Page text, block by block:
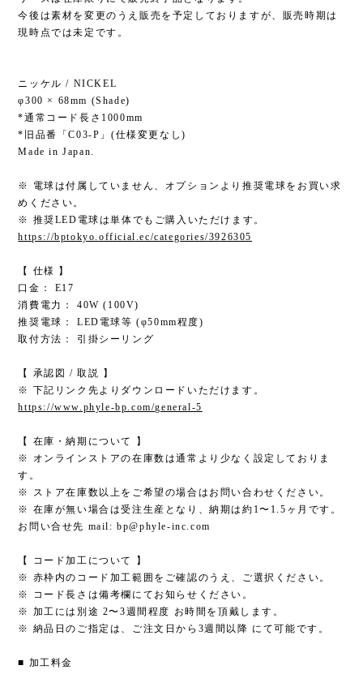
今後は素材を変更のうえ販売を予定しておりますが、販売時期は
現時点では未定です。
ニッケル / NICKEL
φ300 × 68mm (Shade)
*通常コード長さ1000mm
*旧品番「C03-P」(仕様変更なし)
Made in Japan.
※ 電球は付属していません、オプションより推奨電球をお買い求
めください。
※ 推奨LED電球は単体でもご購入いただけます。
https://bptokyo.official.ec/categories/3926305
【 仕様 】
口金： E17
消費電力： 40W (100V)
推奨電球： LED電球等 (φ50mm程度)
取付方法： 引掛シーリング
【 承認図 / 取説 】
※ 下記リンク先よりダウンロードいただけます。
https://www.phyle-bp.com/general-5
【 在庫・納期について 】
※ オンラインストアの在庫数は通常より少なく設定しておりま
す。
※ ストア在庫数以上をご希望の場合はお問い合わせください。
※ 在庫が無い場合は受注生産となり、納期は約1〜1.5ヶ月です。
お問い合せ先 mail:bp@phyle-inc.com
【 コード加工について 】
※ 赤枠内のコード加工範囲をご確認のうえ、ご選択ください。
※ コード長さは備考欄にてお知らせください。
※ 加工には別途 2〜3週間程度 お時間を頂戴します。
※ 納品日のご指定は、ご注文日から3週間以降 にて可能です。
■ 加工料金